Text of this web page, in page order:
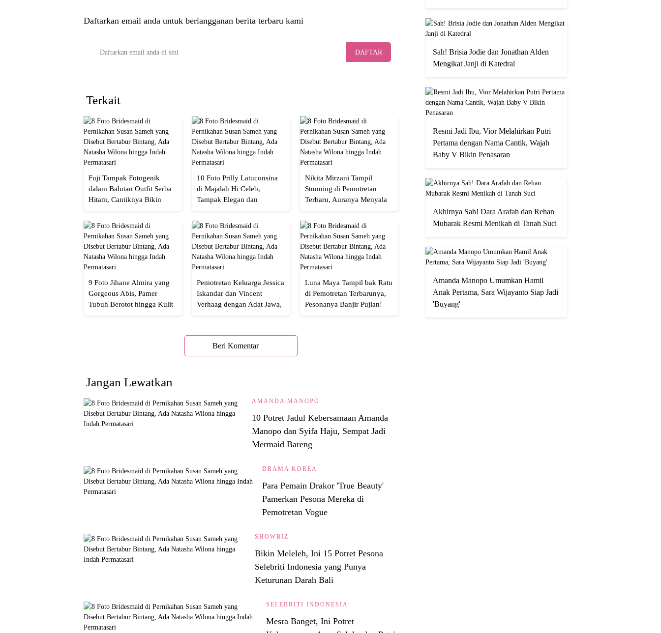
Daftarkan email anda untuk berlangganan berita terbaru kami
DAFTAR
Terkait
Fuji Tampak Fotogenik
dalam Balutan Outfit Serba
Hitam, Cantiknya Bikin
10 Foto Prilly Latuconsina
di Majalah Hi Celeb,
Tampak Elegan dan
Nikita Mirzani Tampil
Stunning di Pemotretan
Terbaru, Auranya Menyala
9 Foto Jihane Almira yang
Gorgeous Abis, Pamer
Tubuh Berotot hingga Kulit
Pemotretan Keluarga Jessica
Iskandar dan Vincent
Verhaag dengan Adat Jawa,
Luna Maya Tampil bak Ratu
di Pemotretan Terbarunya,
Pesonanya Banjir Pujian!
Beri Komentar
Jangan Lewatkan
AMANDA MANOPO
10 Potret Jadul Kebersamaan Amanda
Manopo dan Syifa Haju, Sempat Jadi
Mermaid Bareng
DRAMA KOREA
Para Pemain Drakor 'True Beauty'
Pamerkan Pesona Mereka di
Pemotretan Vogue
SHOWBIZ
Bikin Meleleh, Ini 15 Potret Pesona
Selebriti Indonesia yang Punya
Keturunan Darah Bali
SELEBRITI INDONESIA
Mesra Banget, Ini Potret
Sah! Brisia Jodie dan Jonathan Alden
Mengikat Janji di Katedral
Resmi Jadi Ibu, Vior Melahirkan Putri
Pertama dengan Nama Cantik, Wajah
Baby V Bikin Penasaran
Akhirnya Sah! Dara Arafah dan Rehan
Mubarak Resmi Menikah di Tanah Suci
Amanda Manopo Umumkan Hamil
Anak Pertama, Sara Wijayanto Siap Jadi
'Buyang'